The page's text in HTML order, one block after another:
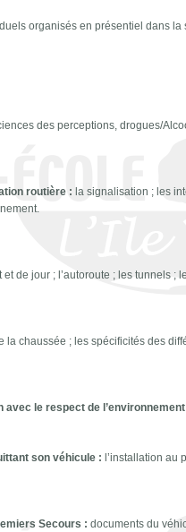
organisés en présentiel dans la
des perceptions, drogues/
routière : la signalisation ; les
de jour ; l’autoroute ; les tunnels ;
la chaussée ; les spécificités des
avec le respect de l’environnement
son véhicule : l’installation au
Secours :documents du